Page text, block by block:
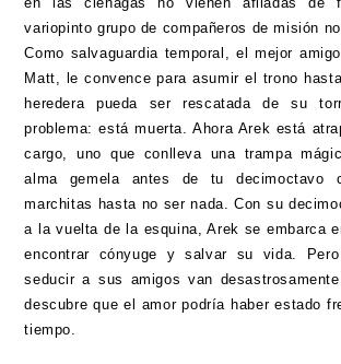
variopinto grupo de compañeros de misión
Como salvaguardia temporal, el mejor
Matt, le convence para asumir el trono
heredera pueda ser rescatada de su
problema: está muerta. Ahora Arek está
cargo, uno que conlleva una trampa
alma gemela antes de tu decimoctavo
marchitas hasta no ser nada.Con su
a la vuelta de la esquina, Arek se embarca
encontrar cónyuge y salvar su vida.
seducir a sus amigos van
descubre que el amor podría haber estado
tiempo.